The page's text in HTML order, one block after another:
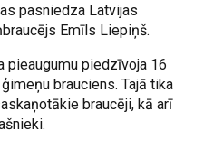
pasniedza Latvijas
Emīls Liepiņš.
pieaugumu piedzīvoja 16
brauciens. Tajā tika
braucēji, kā arī